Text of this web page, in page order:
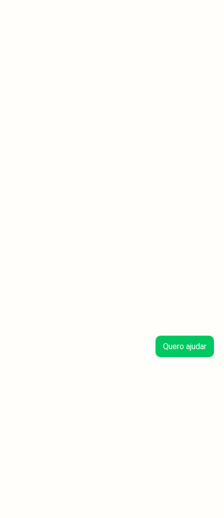
Quero ajudar